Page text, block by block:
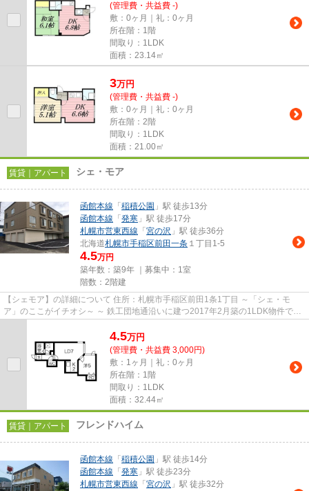
(管理費・共益費 -)
敷：0ヶ月｜礼：0ヶ月
所在階：1階
間取り：1LDK
面積：23.14㎡
3万円
(管理費・共益費 -)
敷：0ヶ月｜礼：0ヶ月
所在階：2階
間取り：1LDK
面積：21.00㎡
賃貸｜アパート シェ・モア
函館本線 「 稲積公園 」駅 徒歩13分
函館本線 「 発寒 」駅 徒歩17分
札幌市営東西線 「 宮の沢 」駅 徒歩36分
北海道札幌市手稲区前田一条 １丁目1-5
4.5万円
築年数：築9年 ｜募集中： 1室
階数：2階建
【シェモア】の詳細について 住所：札幌市手稲区前田1条1丁目 ～「シェ・モ
ア」のここがイチオシ～ ～ 鉄工団地通沿いに建つ2017年2月築の1LDK物件で
4.5万円
(管理費・共益費 3,000円)
敷：1ヶ月｜礼：0ヶ月
所在階：1階
間取り：1LDK
面積：32.44㎡
賃貸｜アパート フレンドハイム
函館本線 「 稲積公園 」駅 徒歩14分
函館本線 「 発寒 」駅 徒歩23分
札幌市営東西線 「 宮の沢 」駅 徒歩32分